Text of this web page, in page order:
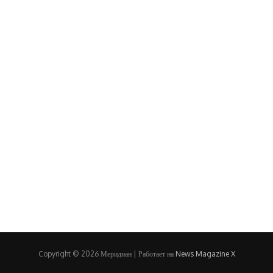
Copyright © 2026 Меридиан | Работает на News Magazine X